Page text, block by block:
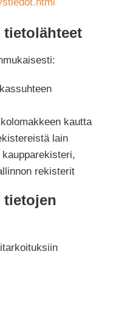
tietolähteet
kautta
lain
rekisterit
tietojen